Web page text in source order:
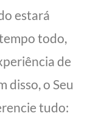
estará
todo,
de
disso, o Seu
tudo: